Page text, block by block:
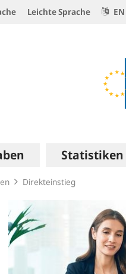
Leichte Sprache EN
Statistiken
Direkteinstieg